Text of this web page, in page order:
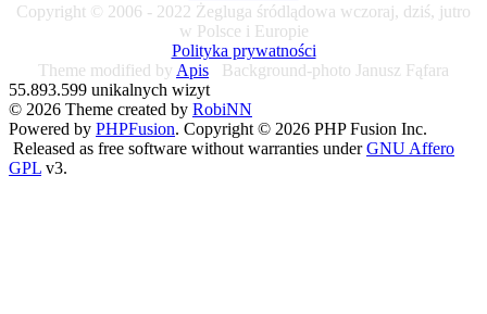
Copyright © 2006 - 2022 Żegluga śródlądowa wczoraj, dziś, jutro
w Polsce i Europie
Polityka prywatności
Theme modified by Apis Background-photo Janusz Fąfara
55.893.599 unikalnych wizyt
© 2026 Theme created by RobiNN
Powered by PHPFusion. Copyright © 2026 PHP Fusion Inc.
Released as free software without warranties underGNU Affero
GPL v3.